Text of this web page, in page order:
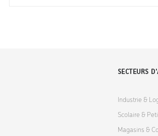
SECTEURS
Industrie &
Scolaire &
Magasins &